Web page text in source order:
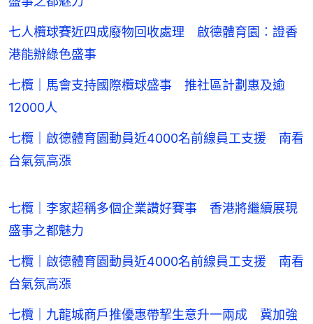
七人欖球賽近四成廢物回收處理 啟德體育園︰證香
港能辦綠色盛事
七欖｜馬會支持國際欖球盛事 推社區計劃惠及逾
12000人
七欖｜啟德體育園動員近4000名前線員工支援 南看
台氣氛高漲
七欖｜李家超稱多個企業讚好賽事 香港將繼續展現
盛事之都魅力
七欖｜啟德體育園動員近4000名前線員工支援 南看
台氣氛高漲
七欖｜九龍城商戶推優惠帶挈生意升一兩成 冀加強